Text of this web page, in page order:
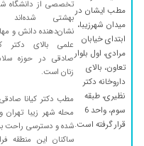
عالی.با پرستیژ و
بهتر از ایشون
بسیار خوش
۱ بار پیششون
خوام برم
محترم و با سواد
بسیار دکتر
مطب ایشان در
میدان شهرزیبا،
ابتدای خیابان
مرادی، اول بلوار
تعاون، بالای
داروخانه دکتر
نظیری، طبقه
سوم، واحد 6
قرار گرفته است.
تخصصی از دانشگاه
بهشتی شده‌اند
نشان‌دهنده دانش و
علمی بالای دکتر
صادقی در حوزه
زنان است.
مطب دکتر کیانا
محله شهر زیبا تهران
شده و دسترسی راحت
ساکنان این منطقه